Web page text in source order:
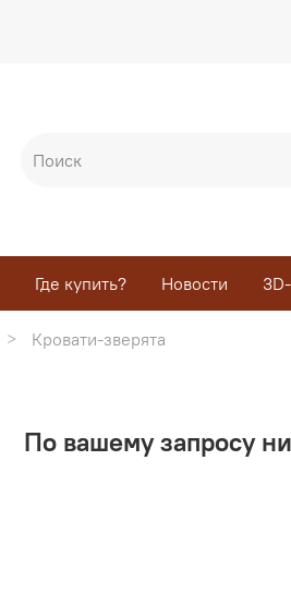
Где купить? Новости
Кровати-зверята
По вашему запросу